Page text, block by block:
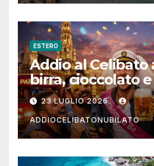
ESTERO
Addio al Celibato
birra, cioccolato
notturna per un
indimenticabile
23 LUGLIO 2026
ADDIOCELIBATONUBILATO